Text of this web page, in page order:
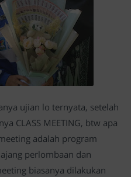
ujian lo ternyata, setelah
CLASS MEETING, btw apa
adalah program
perlombaan dan
biasanya dilakukan